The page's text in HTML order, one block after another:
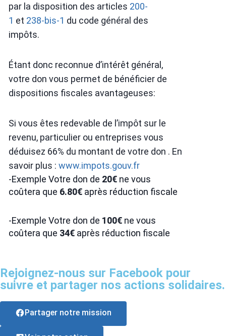
par la disposition des articles 200-
1 et 238-bis-1 du code général des
impôts.
Étant donc reconnue d’intérêt général,
votre don vous permet de bénéficier de
dispositions fiscales avantageuses:
Si vous êtes redevable de l’impôt sur le
revenu, particulier ou entreprises vous
déduisez 66% du montant de votre don . En
savoir plus : www.impots.gouv.fr
-Exemple Votre don de 20€ ne vous
coûtera que 6.80€ après réduction fiscale
-Exemple Votre don de 100€ ne vous
coûtera que 34€ après réduction fiscale
Rejoignez-nous sur Facebook pour
suivre et partager nos actions solidaires.
Partager notre mission